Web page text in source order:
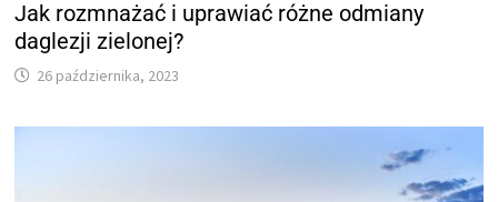
Jak rozmnażać i uprawiać różne odmiany
daglezji zielonej?
26 października, 2023